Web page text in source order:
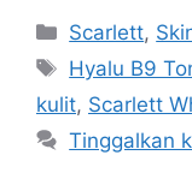
Kategori
Scarlett,
Tag
Hyalu B9
kulit, Scarlett
Tinggalkan